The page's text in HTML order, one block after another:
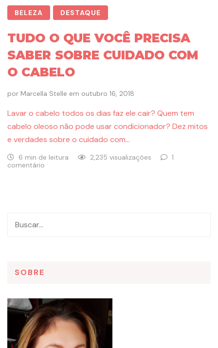
BELEZA DESTAQUE
TUDO O QUE VOCÊ PRECISA
SABER SOBRE CUIDADO COM
O CABELO
por Marcella Stelle em outubro 16, 2018
Lavar o cabelo todos os dias faz ele cair? Quem tem
cabelo oleoso não pode usar condicionador? Dez mitos
e verdades sobre o cuidado com…
6 min de leitura 2,235 visualizações
1
comentário
SOBRE